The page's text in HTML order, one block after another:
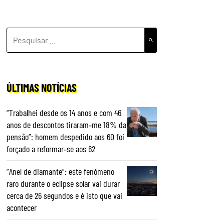
POR:
ÚLTIMAS NOTÍCIAS
“Trabalhei desde os 14 anos e com 46
anos de descontos tiraram‑me 18% da
pensão”: homem despedido aos 60 foi
forçado a reformar‑se aos 62
“Anel de diamante”: este fenómeno
raro durante o eclipse solar vai durar
cerca de 26 segundos e é isto que vai
acontecer